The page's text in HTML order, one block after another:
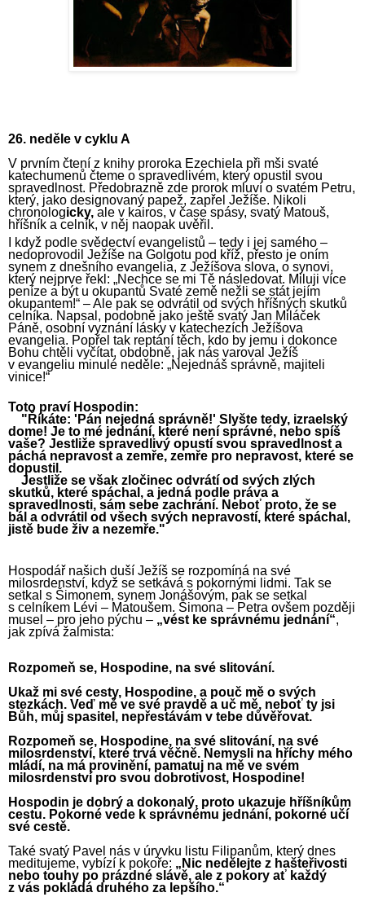
26. neděle v cyklu A
V prvním čtení z knihy proroka Ezechiela při mši svaté
katechumenů čteme o spravedlivém, který opustil svou
spravedlnost. Předobrazně zde prorok mluví o svatém Petru,
který, jako designovaný papež, zapřel Ježíše. Nikoli
chronologicky, ale v kairos, v čase spásy, svatý Matouš,
hříšník a celník, v něj naopak uvěřil.
I když podle svědectví evangelistů – tedy i jej samého –
nedoprovodil Ježíše na Golgotu pod kříž, přesto je oním
synem z dnešního evangelia, z Ježíšova slova, o synovi,
který nejprve řekl: „Nechce se mi Tě následovat. Miluji více
peníze a být u okupantů Svaté země nežli se stát jejím
okupantem!“ – Ale pak se odvrátil od svých hříšných skutků
celníka. Napsal, podobně jako ještě svatý Jan Miláček
Páně, osobní vyznání lásky v katechezích Ježíšova
evangelia. Popřel tak reptání těch, kdo by jemu i dokonce
Bohu chtěli vyčítat, obdobně, jak nás varoval Ježíš
v evangeliu minulé neděle: „Nejednáš správně, majiteli
vinice!“
Toto praví Hospodin:
"Říkáte: 'Pán nejedná správně!' Slyšte tedy, izraelský
dome! Je to mé jednání, které není správné, nebo spíš
vaše? Jestliže spravedlivý opustí svou spravedlnost a
páchá nepravost a zemře, zemře pro nepravost, které se
dopustil.
Jestliže se však zločinec odvrátí od svých zlých
skutků, které spáchal, a jedná podle práva a
spravedlnosti, sám sebe zachrání. Neboť proto, že se
bál a odvrátil od všech svých nepravostí, které spáchal,
jistě bude živ a nezemře."
Hospodář našich duší Ježíš se rozpomíná na své
milosrdenství, když se setkává s pokornými lidmi. Tak se
setkal s Šimonem, synem Jonášovým, pak se setkal
s celníkem Lévi – Matoušem. Šimona – Petra ovšem později
musel – pro jeho pýchu – „vést ke správnému jednání“,
jak zpívá žalmista:
Rozpomeň se, Hospodine, na své slitování.
Ukaž mi své cesty, Hospodine, a pouč mě o svých
stezkách. Veď mě ve své pravdě a uč mě, neboť ty jsi
Bůh, můj spasitel, nepřestávám v tebe důvěřovat.
Rozpomeň se, Hospodine, na své slitování, na své
milosrdenství, které trvá věčně. Nemysli na hříchy mého
mládí, na má provinění, pamatuj na mě ve svém
milosrdenství pro svou dobrotivost, Hospodine!
Hospodin je dobrý a dokonalý, proto ukazuje hříšníkům
cestu. Pokorné vede k správnému jednání, pokorné učí
své cestě.
Také svatý Pavel nás v úryvku listu Filipanům, který dnes
meditujeme, vybízí k pokoře: „Nic nedělejte z hašteřivosti
nebo touhy po prázdné slávě, ale z pokory ať každý
z vás pokládá druhého za lepšího.“